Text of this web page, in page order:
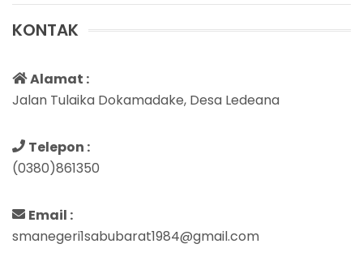
KONTAK
Alamat :
Jalan Tulaika Dokamadake, Desa Ledeana
Telepon :
(0380)861350
Email :
smanegeri1sabubarat1984@gmail.com